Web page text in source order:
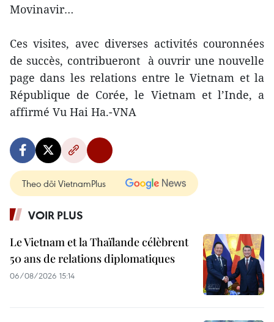
Movinavir…
Ces visites, avec diverses activités couronnées
de succès, contribueront à ouvrir une nouvelle
page dans les relations entre le Vietnam et la
République de Corée, le Vietnam et l’Inde, a
affirmé Vu Hai Ha.-VNA
Theo dõi VietnamPlus
VOIR PLUS
Le Vietnam et la Thaïlande célèbrent
50 ans de relations diplomatiques
06/08/2026 15:14